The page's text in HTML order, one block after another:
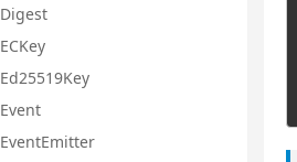
Digest
ECKey
Ed25519Key
Event
EventEmitter